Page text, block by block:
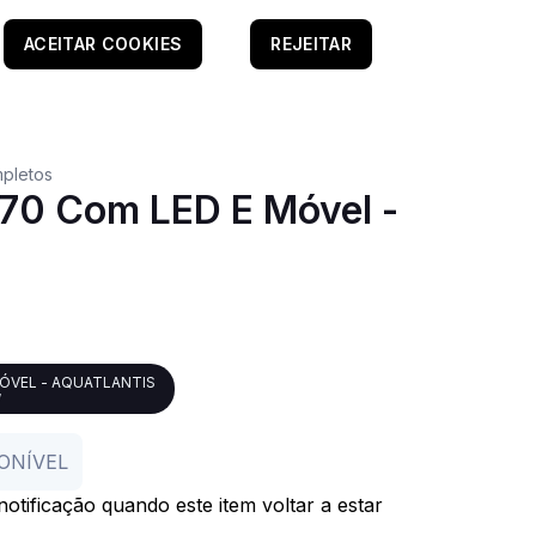
Com LED E Móvel -
- AQUATLANTIS
quando este item voltar a estar
ACEITAR COOKIES REJEITAR